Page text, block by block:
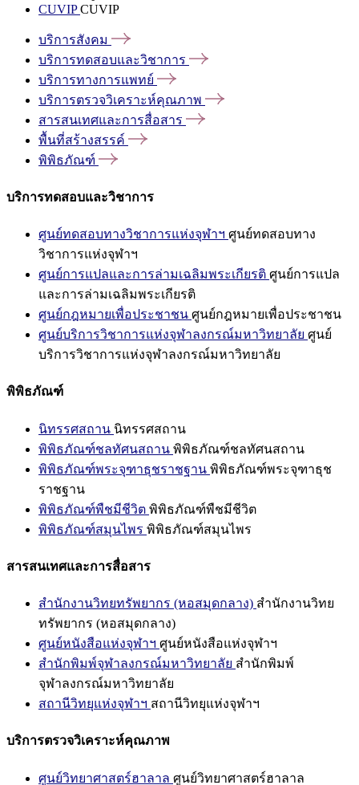
CUVIPCUVIP
บริการสังคม
บริการทดสอบและวิชาการ
บริการทางการแพทย์
บริการตรวจวิเคราะห์คุณภาพ
สารสนเทศและการสื่อสาร
พื้นที่สร้างสรรค์
พิพิธภัณฑ์
บริการทดสอบและวิชาการ
ศูนย์ทดสอบทางวิชาการแห่งจุฬาฯ ศูนย์ทดสอบทาง
วิชาการแห่งจุฬาฯ
ศูนย์การแปลและการล่ามเฉลิมพระเกียรติ ศูนย์การแปล
และการล่ามเฉลิมพระเกียรติ
ศูนย์กฎหมายเพื่อประชาชน ศูนย์กฎหมายเพื่อประชาชน
ศูนย์บริการวิชาการแห่งจุฬาลงกรณ์มหาวิทยาลัย ศูนย์
บริการวิชาการแห่งจุฬาลงกรณ์มหาวิทยาลัย
พิพิธภัณฑ์
นิทรรศสถาน นิทรรศสถาน
พิพิธภัณฑ์ชลทัศนสถาน พิพิธภัณฑ์ชลทัศนสถาน
พิพิธภัณฑ์พระจุฑาธุชราชฐาน พิพิธภัณฑ์พระจุฑาธุช
ราชฐาน
พิพิธภัณฑ์พืชมีชีวิต พิพิธภัณฑ์พืชมีชีวิต
พิพิธภัณฑ์สมุนไพร พิพิธภัณฑ์สมุนไพร
สารสนเทศและการสื่อสาร
สำนักงานวิทยทรัพยากร (หอสมุดกลาง) สำนักงานวิทย
ทรัพยากร (หอสมุดกลาง)
ศูนย์หนังสือแห่งจุฬาฯ ศูนย์หนังสือแห่งจุฬาฯ
สำนักพิมพ์จุฬาลงกรณ์มหาวิทยาลัย สำนักพิมพ์
จุฬาลงกรณ์มหาวิทยาลัย
สถานีวิทยุแห่งจุฬาฯ สถานีวิทยุแห่งจุฬาฯ
บริการตรวจวิเคราะห์คุณภาพ
ศูนย์วิทยาศาสตร์ฮาลาล ศูนย์วิทยาศาสตร์ฮาลาล